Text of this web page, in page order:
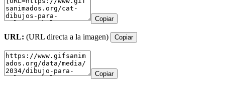
Copiar
URL: (URL directa a la imagen) Copiar
Copiar